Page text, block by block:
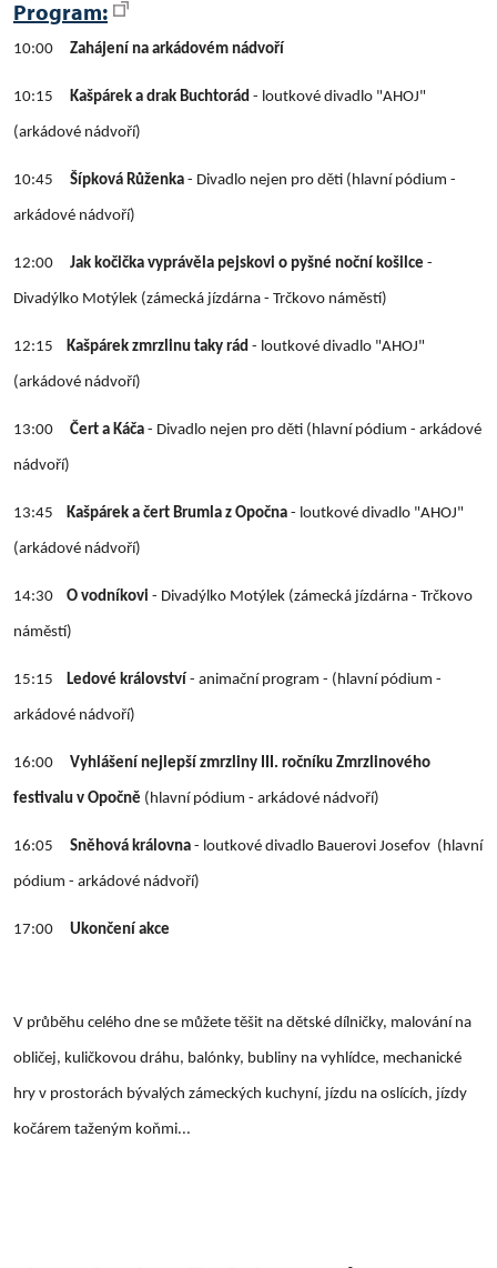
Program:
10:00 Zahájení na arkádovém nádvoří
10:15 Kašpárek a drak Buchtorád - loutkové divadlo "AHOJ"
(arkádové nádvoří)
10:45 Šípková Růženka - Divadlo nejen pro děti (hlavní pódium -
arkádové nádvoří)
12:00 Jak kočička vyprávěla pejskovi o pyšné noční košilce -
Divadýlko Motýlek (zámecká jízdárna - Trčkovo náměstí)
12:15 Kašpárek zmrzlinu taky rád - loutkové divadlo "AHOJ"
(arkádové nádvoří)
13:00 Čert a Káča - Divadlo nejen pro děti (hlavní pódium - arkádové
nádvoří)
13:45 Kašpárek a čert Brumla z Opočna - loutkové divadlo "AHOJ"
(arkádové nádvoří)
14:30 O vodníkovi - Divadýlko Motýlek (zámecká jízdárna - Trčkovo
náměstí)
15:15 Ledové království - animační program - (hlavní pódium -
arkádové nádvoří)
16:00 Vyhlášení nejlepší zmrzliny III. ročníku Zmrzlinového
festivalu v Opočně (hlavní pódium - arkádové nádvoří)
16:05 Sněhová královna - loutkové divadlo Bauerovi Josefov (hlavní
pódium - arkádové nádvoří)
17:00 Ukončení akce
V průběhu celého dne se můžete těšit na dětské dílničky, malování na
obličej, kuličkovou dráhu, balónky, bubliny na vyhlídce, mechanické
hry v prostorách bývalých zámeckých kuchyní, jízdu na oslících, jízdy
kočárem taženým koňmi...